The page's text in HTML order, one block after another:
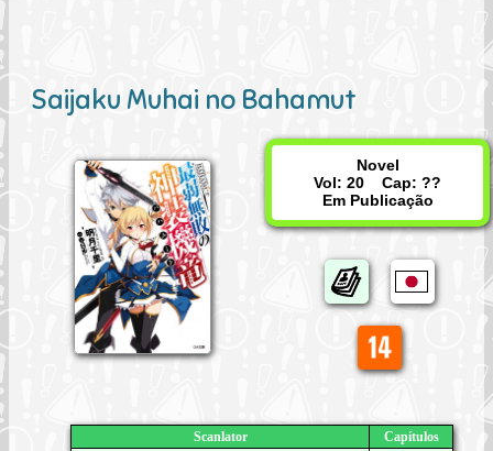
Saijaku Muhai no Bahamut
Novel
Vol: 20 Cap: ??
Em Publicação
Scanlator
Capítulos